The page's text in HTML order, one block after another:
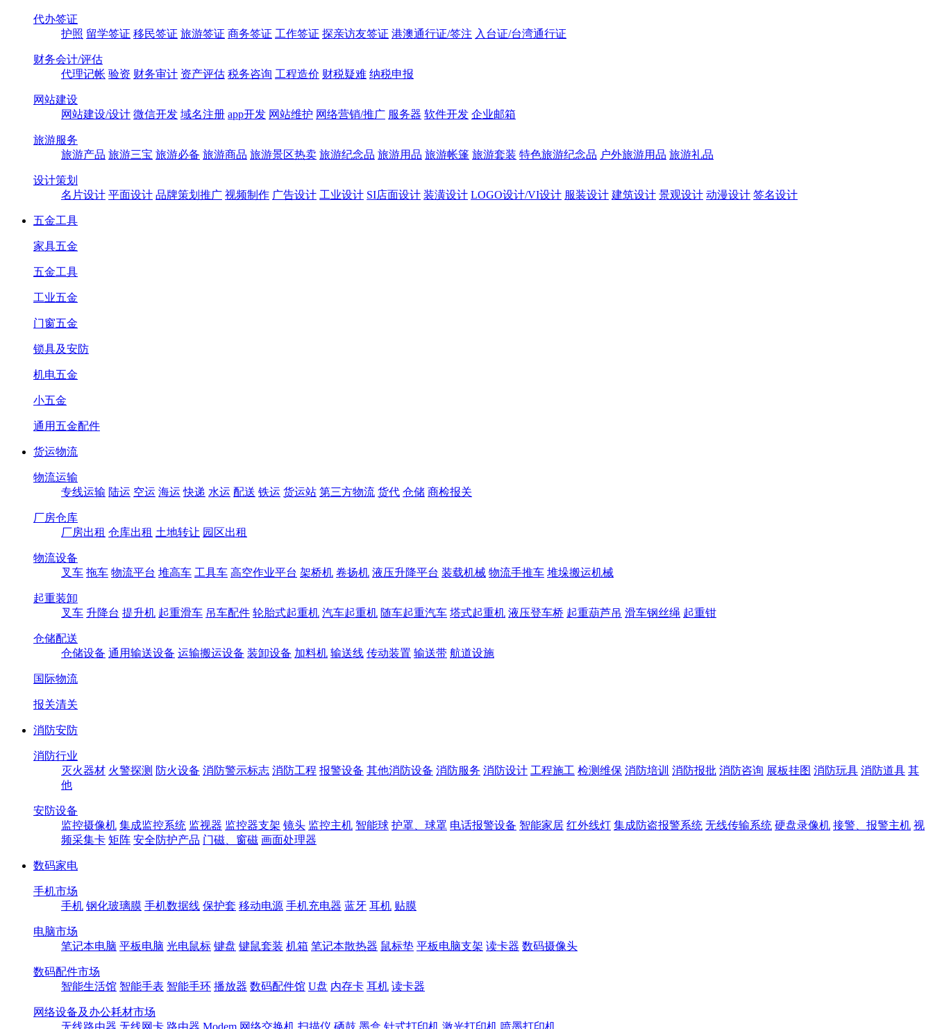
代办签证
护照 留学签证 移民签证 旅游签证 商务签证 工作签证 探亲访友签证 港澳通行证/签注 入台证/台湾通行证
财务会计/评估
代理记帐 验资 财务审计 资产评估 税务咨询 工程造价 财税疑难 纳税申报
网站建设
网站建设/设计 微信开发 域名注册 app开发 网站维护 网络营销/推广 服务器 软件开发 企业邮箱
旅游服务
旅游产品 旅游三宝 旅游必备 旅游商品 旅游景区热卖 旅游纪念品 旅游用品 旅游帐篷 旅游套装 特色旅游纪念品 户外旅游用品 旅游礼品
设计策划
名片设计 平面设计 品牌策划推广 视频制作 广告设计 工业设计 SI店面设计 装潢设计 LOGO设计/VI设计 服装设计 建筑设计 景观设计 动漫设计 签名设计
五金工具
家具五金
五金工具
工业五金
门窗五金
锁具及安防
机电五金
小五金
通用五金配件
货运物流
物流运输
专线运输 陆运 空运 海运 快递 水运 配送 铁运 货运站 第三方物流 货代 仓储 商检报关
厂房仓库
厂房出租 仓库出租 土地转让 园区出租
物流设备
叉车 拖车 物流平台 堆高车 工具车 高空作业平台 架桥机 卷扬机 液压升降平台 装载机械 物流手推车 堆垛搬运机械
起重装卸
叉车 升降台 提升机 起重滑车 吊车配件 轮胎式起重机 汽车起重机 随车起重汽车 塔式起重机 液压登车桥 起重葫芦吊 滑车钢丝绳 起重钳
仓储配送
仓储设备 通用输送设备 运输搬运设备 装卸设备 加料机 输送线 传动装置 输送带 航道设施
国际物流
报关清关
消防安防
消防行业
灭火器材 火警探测 防火设备 消防警示标志 消防工程 报警设备 其他消防设备 消防服务 消防设计 工程施工 检测维保 消防培训 消防报批 消防咨询 展板挂图 消防玩具 消防道具 其
他
安防设备
监控摄像机 集成监控系统 监视器 监控器支架 镜头 监控主机 智能球 护罩、球罩 电话报警设备 智能家居 红外线灯 集成防盗报警系统 无线传输系统 硬盘录像机 接警、报警主机 视
频采集卡 矩阵 安全防护产品 门磁、窗磁 画面处理器
数码家电
手机市场
手机 钢化玻璃膜 手机数据线 保护套 移动电源 手机充电器 蓝牙 耳机 贴膜
电脑市场
笔记本电脑 平板电脑 光电鼠标 键盘 键鼠套装 机箱 笔记本散热器 鼠标垫 平板电脑支架 读卡器 数码摄像头
数码配件市场
智能生活馆 智能手表 智能手环 播放器 数码配件馆 U盘 内存卡 耳机 读卡器
网络设备及办公耗材市场
无线路由器 无线网卡 路由器 Modem 网络交换机 扫描仪 硒鼓 墨盒 针式打印机 激光打印机 喷墨打印机